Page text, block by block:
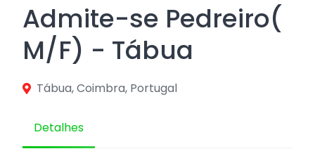
Admite-se Pedreiro(
M/F) - Tábua
Tábua, Coimbra, Portugal
Detalhes